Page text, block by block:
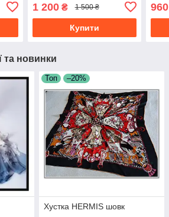
1 200₴ 1 500 ₴
Купити
960
та новинки
Топ –20%
Хустка HERMIS шовк